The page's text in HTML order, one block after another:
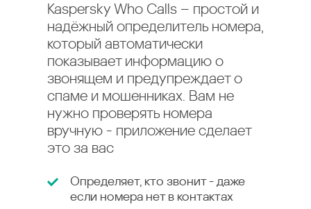
Kaspersky Who Calls – простой и
надёжный определитель номера,
который автоматически
показывает информацию о
звонящем и предупреждает о
спаме и мошенниках. Вам не
нужно проверять номера
вручную - приложение сделает
это за вас
Определяет, кто звонит - даже
если номера нет в контактах